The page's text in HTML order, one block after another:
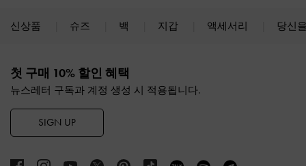
신상품 슈즈 백 지갑 액세서리 당신
첫 구매 10% 할인 혜택
뉴스레터 구독과 계정 생성 시 적용됩니다.
SIGN UP